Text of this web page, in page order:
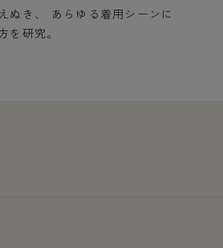
ぬき、 あらゆる着用シーンに
を研究。